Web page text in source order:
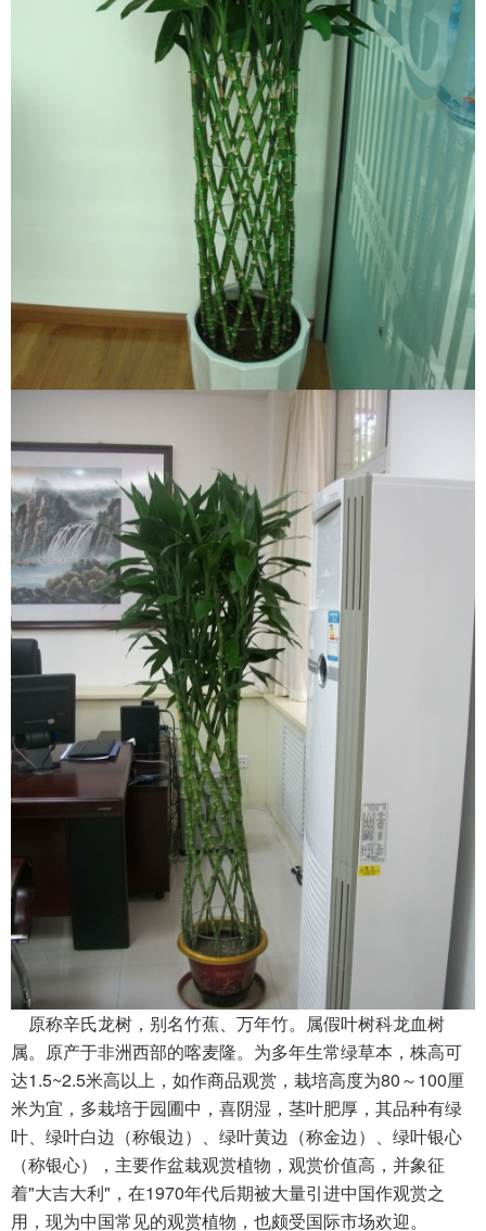
原称辛氏龙树，别名竹蕉、万年竹。属假叶树科龙血树
属。原产于非洲西部的喀麦隆。为多年生常绿草本，株高可
达1.5~2.5米高以上，如作商品观赏，栽培高度为80～100厘
米为宜，多栽培于园圃中，喜阴湿，茎叶肥厚，其品种有绿
叶、绿叶白边（称银边）、绿叶黄边（称金边）、绿叶银心
（称银心），主要作盆栽观赏植物，观赏价值高，并象征
着"大吉大利"，在1970年代后期被大量引进中国作观赏之
用，现为中国常见的观赏植物，也颇受国际市场欢迎。